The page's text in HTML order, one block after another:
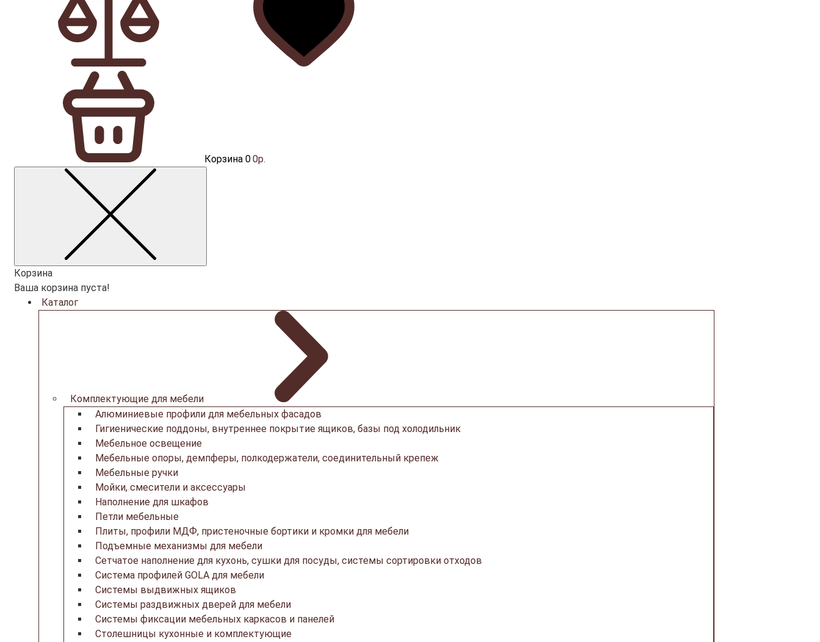
Корзина 00р.
Корзина
Ваша корзина пуста!
Каталог
Комплектующие для мебели
Алюминиевые профили для мебельных фасадов
Гигиенические поддоны, внутреннее покрытие ящиков, базы под холодильник
Мебельное освещение
Мебельные опоры, демпферы, полкодержатели, соединительный крепеж
Мебельные ручки
Мойки, смесители и аксессуары
Наполнение для шкафов
Петли мебельные
Плиты, профили МДФ, пристеночные бортики и кромки для мебели
Подъемные механизмы для мебели
Сетчатое наполнение для кухонь, сушки для посуды, системы сортировки отходов
Система профилей GOLA для мебели
Системы выдвижных ящиков
Системы раздвижных дверей для мебели
Системы фиксации мебельных каркасов и панелей
Столешницы кухонные и комплектующие